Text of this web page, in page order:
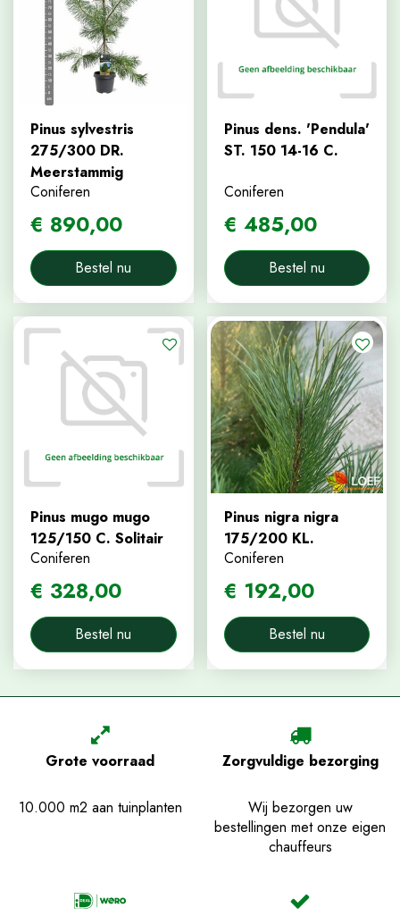
Pinus sylvestris
275/300 DR.
Meerstammig
Coniferen
€ 890,00
Bestel nu
Pinus dens. 'Pendula'
ST. 150 14-16 C.
Coniferen
€ 485,00
Bestel nu
Pinus mugo mugo
125/150 C. Solitair
Coniferen
€ 328,00
Bestel nu
Pinus nigra nigra
175/200 KL.
Coniferen
€ 192,00
Bestel nu
Grote voorraad
10.000 m2 aan tuinplanten
Zorgvuldige bezorging
Wij bezorgen uw
bestellingen met onze eigen
chauffeurs